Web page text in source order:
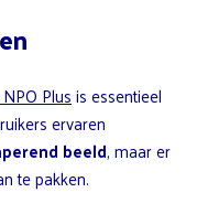
Plusis essentieel
ervaren
beeld, maar er
te pakken.